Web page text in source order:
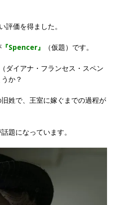
評価を得ました。
『Spencer』 （仮題）です。
（ダイアナ・フランセス・スペン
か？
姓で、王室に嫁ぐまでの過程が
題になっています。